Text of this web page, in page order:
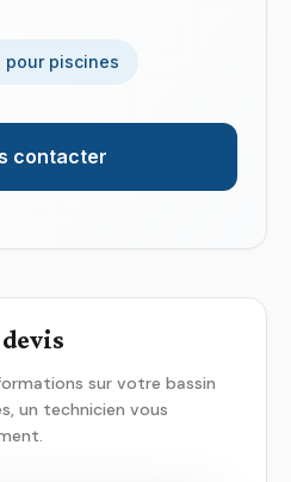
pour piscines
contacter
sur votre bassin
un technicien vous